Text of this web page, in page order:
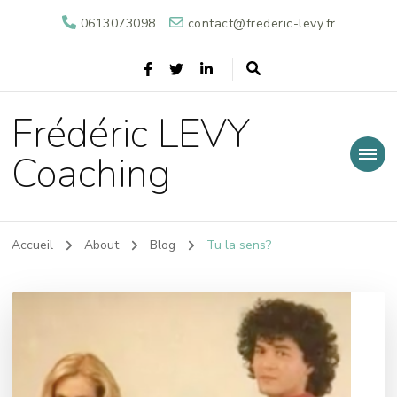
0613073098 contact@frederic-levy.fr
Frédéric LEVY
Coaching
Accueil About Blog Tu la sens?